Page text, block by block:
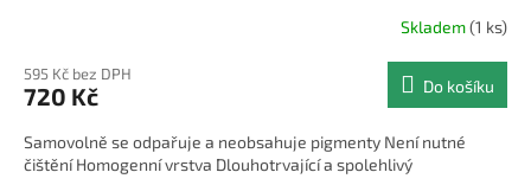
Skladem(1 ks)
595 Kč bez DPH
720 Kč Do košíku
Samovolně se odpařuje a neobsahuje pigmenty Není nutné
čištění Homogenní vrstva Dlouhotrvající a spolehlivý